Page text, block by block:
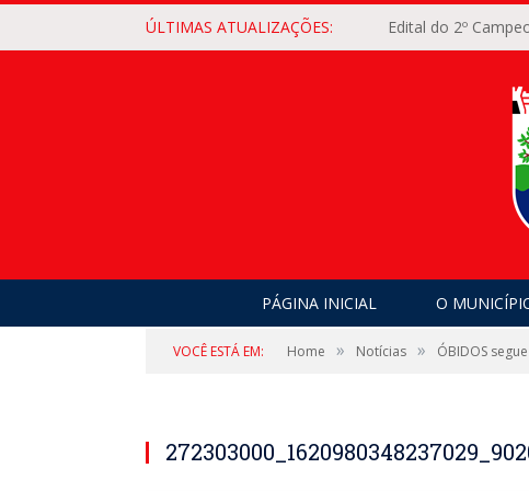
ÚLTIMAS ATUALIZAÇÕES: Edital do 2º
PÁGINA INICIAL O
VOCÊ ESTÁ EM: Home » Notícias » ÓBIDOS